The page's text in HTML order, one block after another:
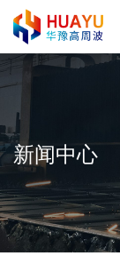
新闻中心